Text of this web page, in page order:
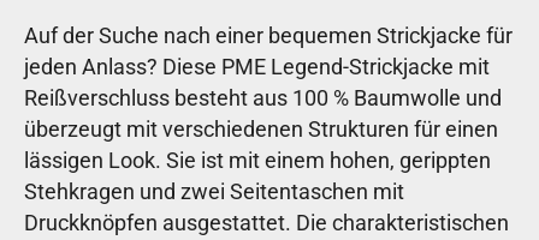
Auf der Suche nach einer bequemen Strickjacke für
jeden Anlass? Diese PME Legend-Strickjacke mit
Reißverschluss besteht aus 100 % Baumwolle und
überzeugt mit verschiedenen Strukturen für einen
lässigen Look. Sie ist mit einem hohen, gerippten
Stehkragen und zwei Seitentaschen mit
Druckknöpfen ausgestattet. Die charakteristischen